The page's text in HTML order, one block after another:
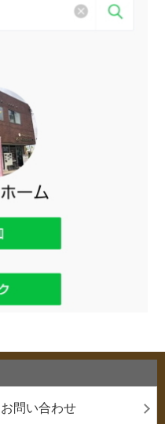
お問い合わせ